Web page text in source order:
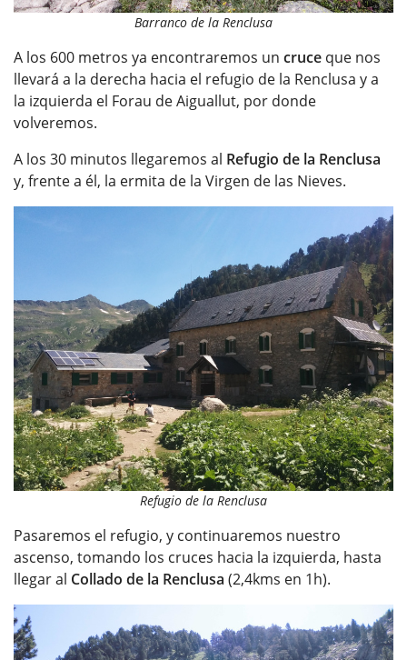
Barranco de la Renclusa
A los 600 metros ya encontraremos un cruce que nos
llevará a la derecha hacia el refugio de la Renclusa y a
la izquierda el Forau de Aiguallut, por donde
volveremos.
A los 30 minutos llegaremos al Refugio de la Renclusa
y, frente a él, la ermita de la Virgen de las Nieves.
Refugio de la Renclusa
Pasaremos el refugio, y continuaremos nuestro
ascenso, tomando los cruces hacia la izquierda, hasta
llegar al Collado de la Renclusa (2,4kms en 1h).